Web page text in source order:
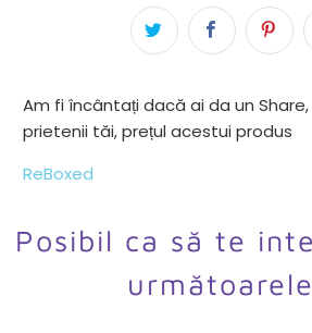
Am fi încântați dacă ai da un
prietenii tăi, prețul acestui produs
ReBoxed
Posibil ca să te